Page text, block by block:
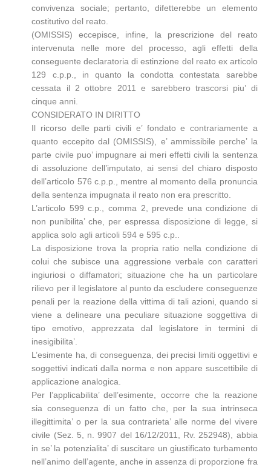
convivenza sociale; pertanto, difetterebbe un elemento
costitutivo del reato.
(OMISSIS) eccepisce, infine, la prescrizione del reato
intervenuta nelle more del processo, agli effetti della
conseguente declaratoria di estinzione del reato ex articolo
129 c.p.p., in quanto la condotta contestata sarebbe
cessata il 2 ottobre 2011 e sarebbero trascorsi piu’ di
cinque anni.
CONSIDERATO IN DIRITTO
Il ricorso delle parti civili e’ fondato e contrariamente a
quanto eccepito dal (OMISSIS), e’ ammissibile perche’ la
parte civile puo’ impugnare ai meri effetti civili la sentenza
di assoluzione dell’imputato, ai sensi del chiaro disposto
dell’articolo 576 c.p.p., mentre al momento della pronuncia
della sentenza impugnata il reato non era prescritto.
L’articolo 599 c.p., comma 2, prevede una condizione di
non punibilita’ che, per espressa disposizione di legge, si
applica solo agli articoli 594 e 595 c.p..
La disposizione trova la propria ratio nella condizione di
colui che subisce una aggressione verbale con caratteri
ingiuriosi o diffamatori; situazione che ha un particolare
rilievo per il legislatore al punto da escludere conseguenze
penali per la reazione della vittima di tali azioni, quando si
viene a delineare una peculiare situazione soggettiva di
tipo emotivo, apprezzata dal legislatore in termini di
inesigibilita’.
L’esimente ha, di conseguenza, dei precisi limiti oggettivi e
soggettivi indicati dalla norma e non appare suscettibile di
applicazione analogica.
Per l’applicabilita’ dell’esimente, occorre che la reazione
sia conseguenza di un fatto che, per la sua intrinseca
illegittimita’ o per la sua contrarieta’ alle norme del vivere
civile (Sez. 5, n. 9907 del 16/12/2011, Rv. 252948), abbia
in se’ la potenzialita’ di suscitare un giustificato turbamento
nell’animo dell’agente, anche in assenza di proporzione fra